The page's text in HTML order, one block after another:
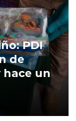
PDI
de
un